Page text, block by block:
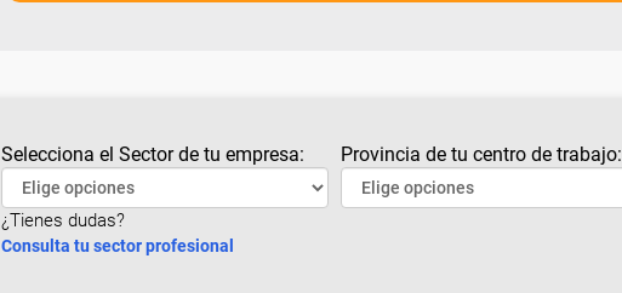
Selecciona el Sector de tu empresa:
¿Tienes dudas?
Consulta tu sector profesional
Provincia de tu centro de trabajo: